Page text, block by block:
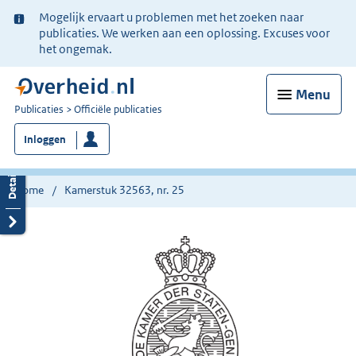
Ter
informatie:
Mogelijk ervaart u problemen met het zoeken naar
publicaties. We werken aan een oplossing. Excuses voor
het ongemak.
Menu
U
bent
nu
hier:
Publicaties Officiële publicaties
Inloggen
Home Kamerstuk 32563, nr. 25